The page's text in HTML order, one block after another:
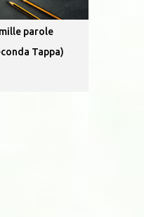
parole
Tappa)